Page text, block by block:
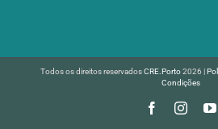
Todos os direitos reservadosCRE.Porto2026 |
Condições
Facebook